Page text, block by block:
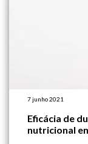
7 junho 2021
Eficácia de
nutricional